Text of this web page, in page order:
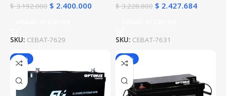
$3.192.000 $ 2.400.000
SKU: CEBAT-7629
$3.228.800 $ 2.427.684
SKU: CEBAT-7631
-25% -25%